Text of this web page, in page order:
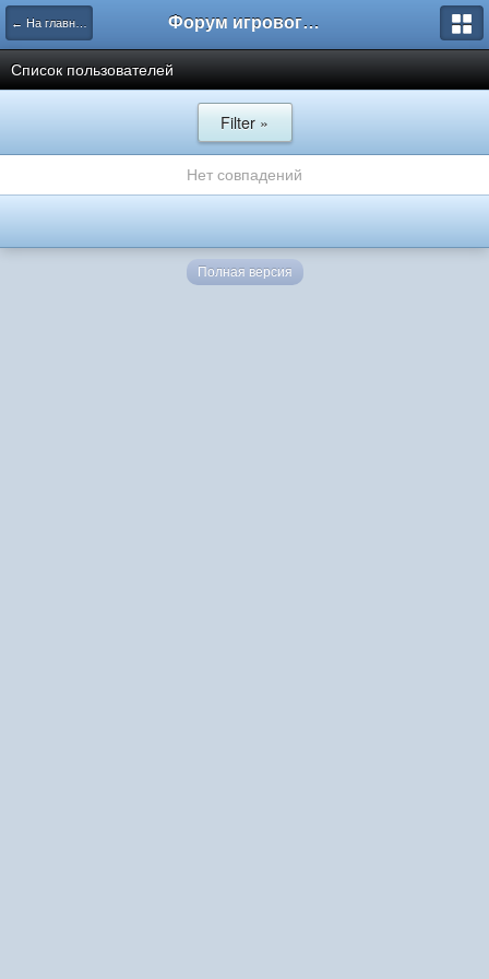
← На главную Форум игрового проекта Riverrise
Список пользователей
Filter »
Нет совпадений
Полная версия